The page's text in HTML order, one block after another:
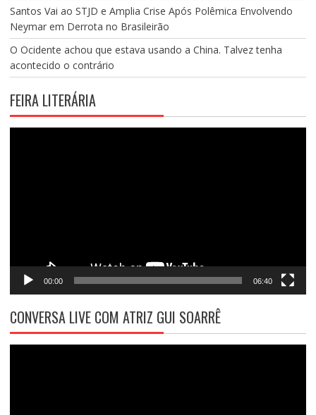
Santos Vai ao STJD e Amplia Crise Após Polêmica Envolvendo
Neymar em Derrota no Brasileirão
O Ocidente achou que estava usando a China. Talvez tenha
acontecido o contrário
FEIRA LITERÁRIA
00:00 06:40
CONVERSA LIVE COM ATRIZ GUI SOARRÊ